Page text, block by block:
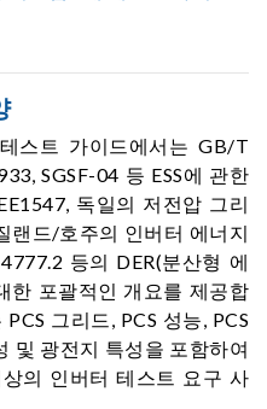
스트 가이드에서는 GB/T
SGSF-04 등 ESS에 관한
독일의 저전압 그리
랜드/호주의 인버터 에너지
등의 DER(분산형 에
한 포괄적인 개요를 제공합
그리드, PCS 성능, PCS
및 광전지 특성을 포함하여
의 인버터 테스트 요구 사